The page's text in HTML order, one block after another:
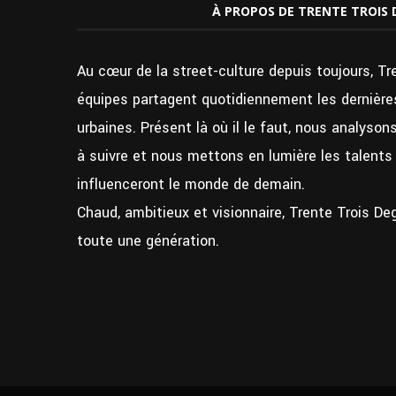
À PROPOS DE TRENTE TROIS
Au cœur de la street-culture depuis toujours,
équipes partagent quotidiennement les
urbaines. Présent là où il le faut, nous
à suivre et nous mettons en lumière les
influenceront le monde de demain.
Chaud, ambitieux et visionnaire, Trente Trois
toute une génération.